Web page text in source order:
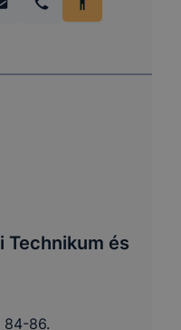
Technikum és
84-86.